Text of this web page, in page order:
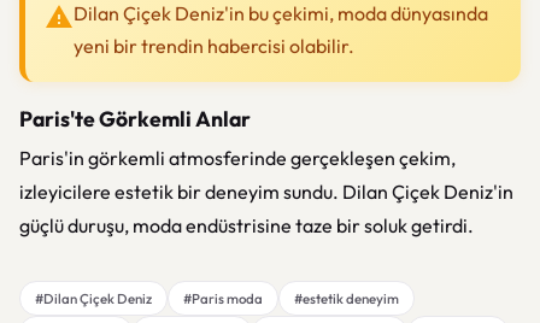
Dilan Çiçek Deniz'in bu çekimi, moda dünyasında
yeni bir trendin habercisi olabilir.
Paris'te Görkemli Anlar
Paris'in görkemli atmosferinde gerçekleşen çekim,
izleyicilere estetik bir deneyim sundu. Dilan Çiçek Deniz'in
güçlü duruşu, moda endüstrisine taze bir soluk getirdi.
#Dilan Çiçek Deniz #Paris moda
#estetik deneyim